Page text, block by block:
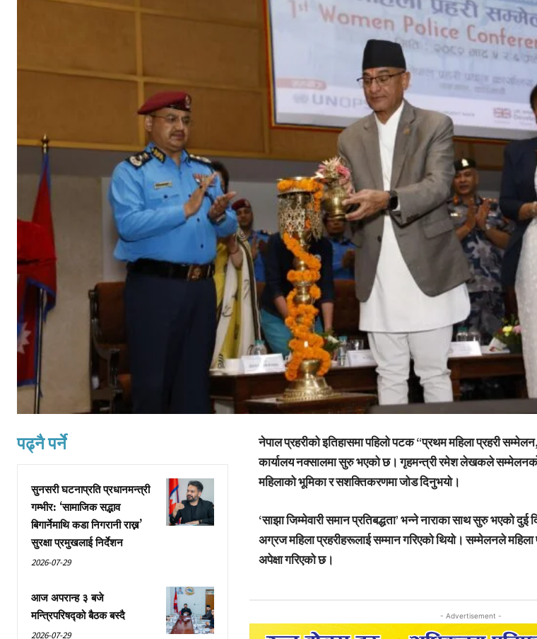
पढ्नै पर्ने
सुनसरी घटनाप्रति प्रधानमन्त्री
गम्भीर: ‘सामाजिक सद्भाव
बिगार्नेमाथि कडा निगरानी राख्न’
सुरक्षा प्रमुखलाई निर्देशन
2026-07-29
आज अपरान्ह ३ बजे
मन्त्रिपरिषद्को बैठक बस्दै
2026-07-29
नेपाल प्रहरीको इतिहासमा पहिलो पटक “प्रथम महिला प्रहरी
कार्यालय नक्सालमा सुरु भएको छ। गृहमन्त्री रमेश लेखकले सम्मेलनको
महिलाको भूमिका र सशक्तिकरणमा जोड दिनुभयो।
‘साझा जिम्मेवारी समान प्रतिबद्धता’ भन्ने नाराका साथ सुरु भएको
अग्रज महिला प्रहरीहरूलाई सम्मान गरिएको थियो। सम्मेलनले महिला
अपेक्षा गरिएको छ।
- Advertisement -